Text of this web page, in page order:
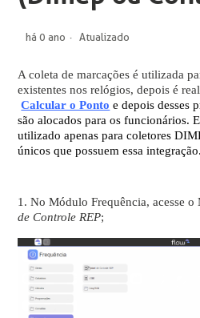
há 0 ano Atualizado
A coleta de marcações é utilizada
existentes nos relógios, depois é
Calcular o Ponto e depois desses
são alocados para os funcionários.
utilizado apenas para coletores
únicos que possuem essa integração.
1. No Módulo Frequência, acesse o
de Controle REP;